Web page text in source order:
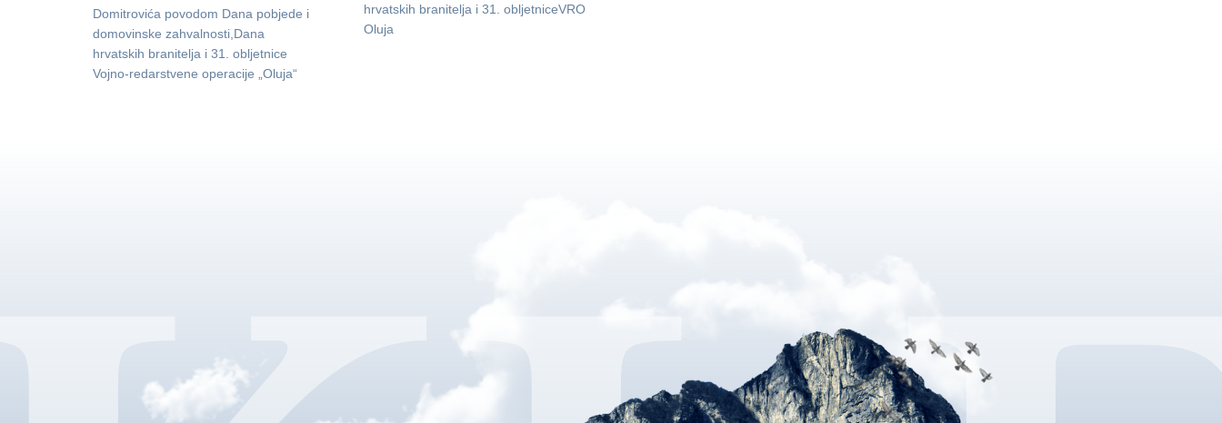
Domitrovića povodom Dana pobjede i
domovinske zahvalnosti,Dana
hrvatskih branitelja i 31. obljetnice
Vojno-redarstvene operacije „Oluja“
hrvatskih branitelja i 31. obljetniceVRO
Oluja